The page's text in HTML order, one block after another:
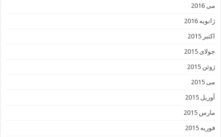
می 2016
ژانویه 2016
اکتبر 2015
جولای 2015
ژوئن 2015
می 2015
آوریل 2015
مارس 2015
فوریه 2015